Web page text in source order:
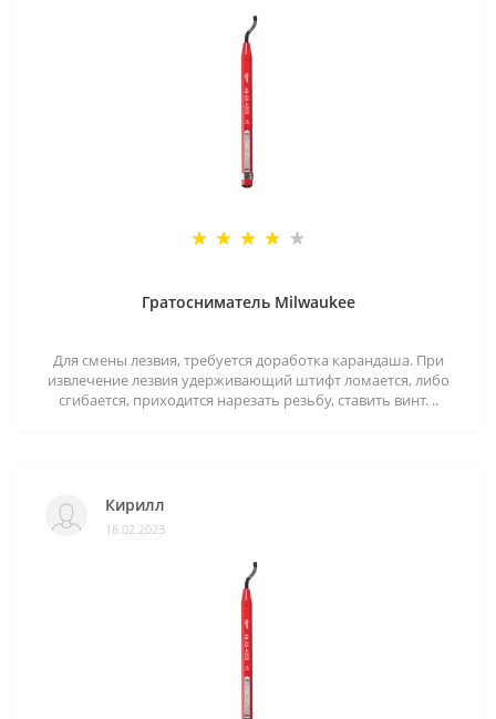
Гратосниматель Milwaukee
Для смены лезвия, требуется доработка карандаша. При
извлечение лезвия удерживающий штифт ломается, либо
сгибается, приходится нарезать резьбу, ставить винт. ..
Кирилл
18.02.2023